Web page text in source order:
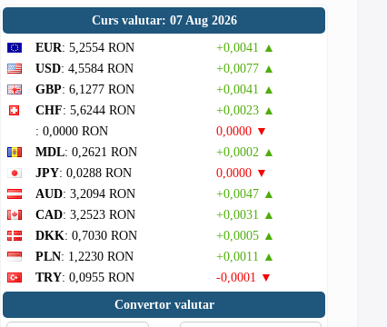
Curs valutar: 07 Aug 2026
EUR: 5,2554 RON
+0,0041 ▲
USD: 4,5584 RON
+0,0077 ▲
GBP: 6,1277 RON
+0,0041 ▲
CHF: 5,6244 RON
+0,0023 ▲
: 0,0000 RON
0,0000 ▼
MDL: 0,2621 RON
+0,0002 ▲
JPY: 0,0288 RON
0,0000 ▼
AUD: 3,2094 RON
+0,0047 ▲
CAD: 3,2523 RON
+0,0031 ▲
DKK: 0,7030 RON
+0,0005 ▲
PLN: 1,2230 RON
+0,0011 ▲
TRY: 0,0955 RON
-0,0001 ▼
Convertor valutar